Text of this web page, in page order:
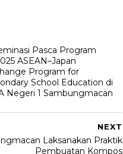
Pasca Program
ASEAN–Japan
Program for
School Education di
Negeri 1 Sambungmacan
NEXT
Laksanakan Praktik
Pembuatan Kompos